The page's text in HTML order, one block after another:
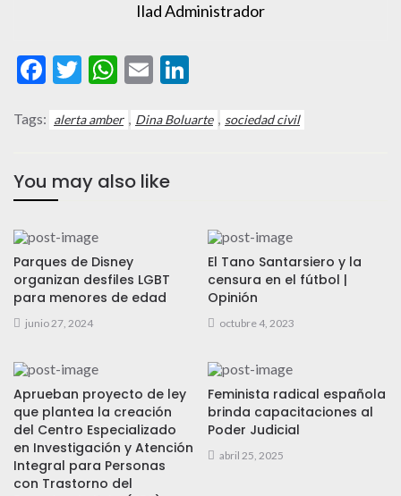
Ilad Administrador
Facebook
Twitter
WhatsApp
Email
Tags: alerta amber , Dina Boluarte , sociedad civil
You may also like
Parques de Disney
organizan desfiles LGBT
para menores de edad
junio 27, 2024
El Tano Santarsiero y la
censura en el fútbol |
Opinión
octubre 4, 2023
Aprueban proyecto de ley
que plantea la creación
del Centro Especializado
en Investigación y Atención
Integral para Personas
con Trastorno del
Feminista radical española
brinda capacitaciones al
Poder Judicial
abril 25, 2025